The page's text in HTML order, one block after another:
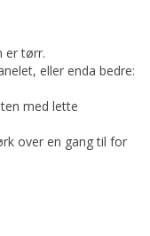
er tørr.
eller enda bedre:
med lette
over en gang til for